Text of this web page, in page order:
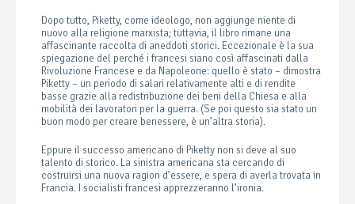
Dopo tutto, Piketty, come ideologo, non aggiunge niente di
nuovo alla religione marxista; tuttavia, il libro rimane una
affascinante raccolta di aneddoti storici. Eccezionale è la sua
spiegazione del perché i francesi siano così affascinati dalla
Rivoluzione Francese e da Napoleone: quello è stato – dimostra
Piketty – un periodo di salari relativamente alti e di rendite
basse grazie alla redistribuzione dei beni della Chiesa e alla
mobilità dei lavoratori per la guerra. (Se poi questo sia stato un
buon modo per creare benessere, è un’altra storia).
Eppure il successo americano di Piketty non si deve al suo
talento di storico. La sinistra americana sta cercando di
costruirsi una nuova ragion d’essere, e spera di averla trovata in
Francia. I socialisti francesi apprezzeranno l’ironia.